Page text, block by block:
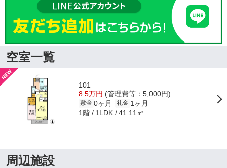
空室一覧
101
8.5万円 (管理費等：5,000円)
敷金 0ヶ月 礼金 1ヶ月
1階 1LDK 41.11㎡
周辺施設